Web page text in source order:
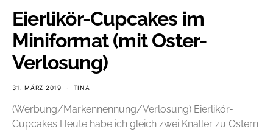
Eierlikör-Cupcakes im
Miniformat (mit Oster-
Verlosung)
31. MÄRZ 2019 TINA
(Werbung/Markennennung/Verlosung) Eierlikör-
Cupcakes Heute habe ich gleich zwei Knaller zu Ostern